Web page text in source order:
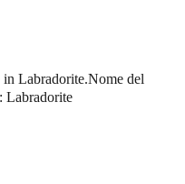
Labradorite.Nome del
Labradorite